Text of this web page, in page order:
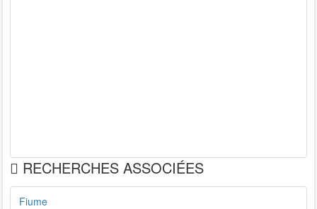
RECHERCHES ASSOCIÉES
Fiume